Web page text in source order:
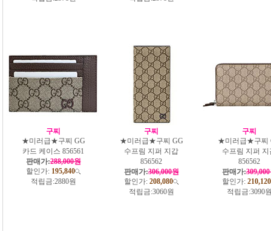
구찌
★미러급★구찌 GG
카드 케이스 856561
판매가:288,000원
할인가: 195,840
적립금:2880원
구찌
★미러급★구찌 GG
수프림 지퍼 지갑
856562
판매가:306,000원
할인가: 208,080
적립금:3060원
구찌
★미러급★구찌
수프림 지퍼 지
856562
판매가:
할인가: 210,120
적립금:3090